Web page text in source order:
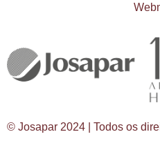
© Josapar 2024 | Todos os